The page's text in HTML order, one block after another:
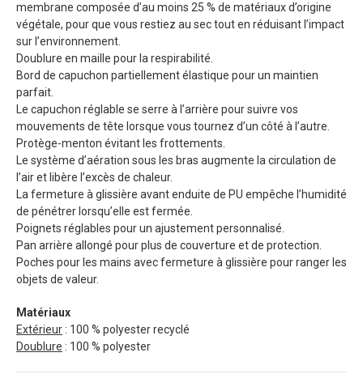
membrane composée d’au moins 25 % de matériaux d’origine
végétale, pour que vous restiez au sec tout en réduisant l’impact
sur l’environnement.
Doublure en maille pour la respirabilité.
Bord de capuchon partiellement élastique pour un maintien
parfait.
Le capuchon réglable se serre à l’arrière pour suivre vos
mouvements de tête lorsque vous tournez d’un côté à l’autre.
Protège-menton évitant les frottements.
Le système d’aération sous les bras augmente la circulation de
l’air et libère l’excès de chaleur.
La fermeture à glissière avant enduite de PU empêche l’humidité
de pénétrer lorsqu’elle est fermée.
Poignets réglables pour un ajustement personnalisé.
Pan arrière allongé pour plus de couverture et de protection.
Poches pour les mains avec fermeture à glissière pour ranger les
objets de valeur.
Matériaux
Extérieur : 100 % polyester recyclé
Doublure : 100 % polyester